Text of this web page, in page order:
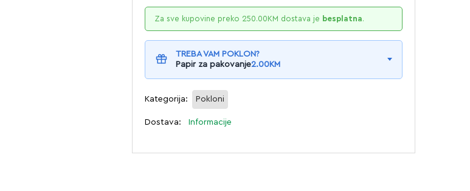
Za sve kupovine preko 250.00KM dostava je besplatna.
TREBA VAM POKLON?
Papir za pakovanje2.00KM
Kategorija: Pokloni
Dostava: Informacije